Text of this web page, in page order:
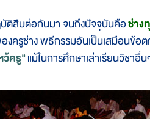
สืบต่อกันมา จนถึงปัจจุบันคือช่าง
ครูช่าง พิธีกรรมอันเป็นเสมือนข้อ
ว้ครู"แม้ในการศึกษาเล่าเรียนวิชา